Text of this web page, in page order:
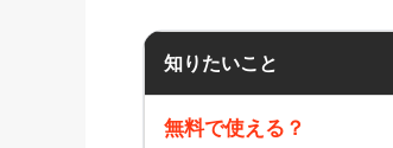
知りたいこと
無料で使える？